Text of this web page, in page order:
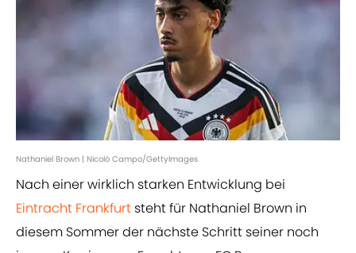
Nathaniel Brown | Nicolò Campo/GettyImages
Nach einer wirklich starken Entwicklung bei
Eintracht Frankfurt steht für Nathaniel Brown in
diesem Sommer der nächste Schritt seiner noch